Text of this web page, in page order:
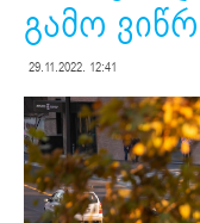
გამო
29.11.2022. 12:41